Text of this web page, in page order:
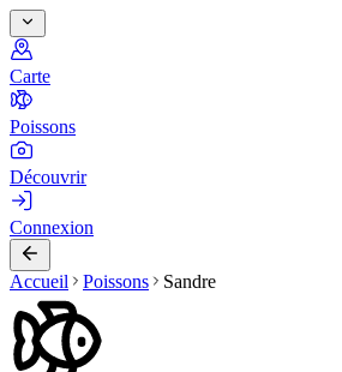
Carte
Poissons
Découvrir
Connexion
Accueil Poissons Sandre